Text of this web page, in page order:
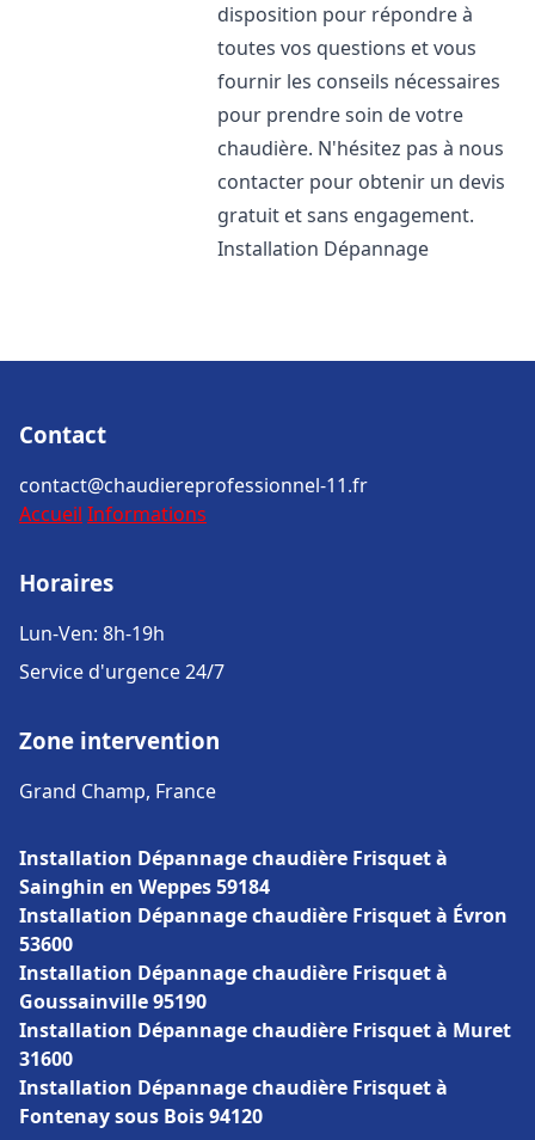
disposition pour répondre à
toutes vos questions et vous
fournir les conseils nécessaires
pour prendre soin de votre
chaudière. N'hésitez pas à nous
contacter pour obtenir un devis
gratuit et sans engagement.
Installation Dépannage
Contact
contact@chaudiereprofessionnel-11.fr
Accueil Informations
Horaires
Lun-Ven: 8h-19h
Service d'urgence 24/7
Zone intervention
Grand Champ, France
Installation Dépannage chaudière Frisquet à
Sainghin en Weppes 59184
Installation Dépannage chaudière Frisquet à Évron
53600
Installation Dépannage chaudière Frisquet à
Goussainville 95190
Installation Dépannage chaudière Frisquet à Muret
31600
Installation Dépannage chaudière Frisquet à
Fontenay sous Bois 94120